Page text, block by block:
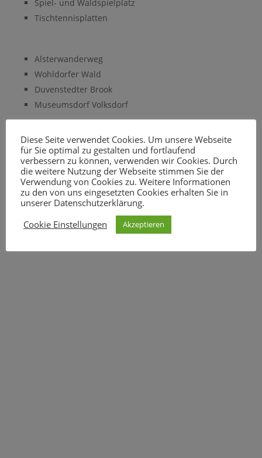
Spiel- und Waldspielplatz
Tischtennisplatten
Alsterwanderweg
Wohldorfer Wald
Duvenstedter Brook
Museumsdorf Volksdorf
Hamburg
U-Bahn-Anschluss
Ahrensburger Schloss
Wohldorfer Schleuse
Diese Seite verwendet Cookies. Um unsere Webseite
für Sie optimal zu gestalten und fortlaufend
verbessern zu können, verwenden wir Cookies. Durch
die weitere Nutzung der Webseite stimmen Sie der
Verwendung von Cookies zu. Weitere Informationen
zu den von uns eingesetzten Cookies erhalten Sie in
unserer Datenschutzerklärung.
Cookie Einstellungen
Akzeptieren